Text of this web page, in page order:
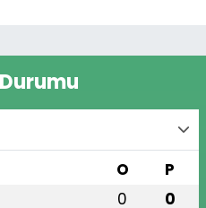
O P
0 0